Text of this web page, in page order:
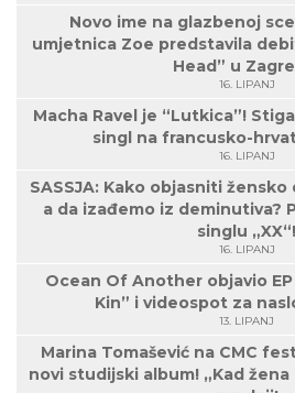
Novo ime na glazbenoj
umjetnica Zoe predstavila
Head” u
16. LIPANJ
Macha Ravel je “Lutkica”!
singl na francusko-
16. LIPANJ
SASSJA: Kako objasniti
a da izađemo iz deminutiva?
singlu „XX“!
16. LIPANJ
Ocean Of Another objavio
Kin” i videospot za
13. LIPANJ
Marina Tomašević na CMC
novi studijski album! „Kad